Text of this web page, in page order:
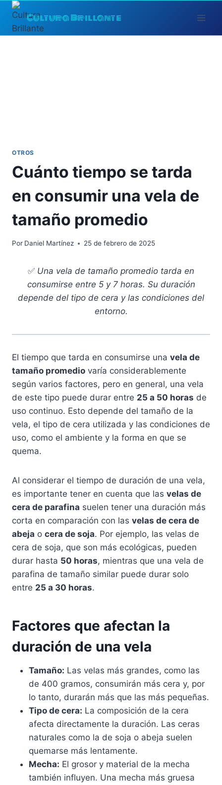
Saltar
contenido
Cultura Brillante
OTROS
Cuánto tiempo se tarda
en consumir una vela de
tamaño promedio
Por Daniel Martínez 25 de febrero de 2025
✅ Una vela de tamaño promedio tarda en
consumirse entre 5 y 7 horas. Su duración
depende del tipo de cera y las condiciones del
entorno.
El tiempo que tarda en consumirse una vela de
tamaño promedio varía considerablemente
según varios factores, pero en general, una vela
de este tipo puede durar entre 25 a 50 horas de
uso continuo. Esto depende del tamaño de la
vela, el tipo de cera utilizada y las condiciones de
uso, como el ambiente y la forma en que se
quema.
Al considerar el tiempo de duración de una vela,
es importante tener en cuenta que las velas de
cera de parafina suelen tener una duración más
corta en comparación con las velas de cera de
abeja o cera de soja. Por ejemplo, las velas de
cera de soja, que son más ecológicas, pueden
durar hasta 50 horas, mientras que una vela de
parafina de tamaño similar puede durar solo
entre 25 a 30 horas.
Factores que afectan la
duración de una vela
Tamaño: Las velas más grandes, como las
de 400 gramos, consumirán más cera y, por
lo tanto, durarán más que las más pequeñas.
Tipo de cera: La composición de la cera
afecta directamente la duración. Las ceras
naturales como la de soja o abeja suelen
quemarse más lentamente.
Mecha: El grosor y material de la mecha
también influyen. Una mecha más gruesa